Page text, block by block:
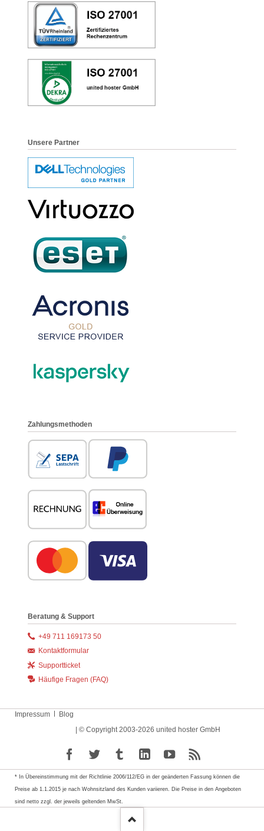
Unsere Partner
Zahlungsmethoden
Beratung & Support
+49 711 169173 50
Kontaktformular
Supportticket
Häufige Fragen (FAQ)
Navigation
Impressum
Blog
| © Copyright 2003-2026 united hoster GmbH
* In Übereinstimmung mit der Richtlinie 2006/112/EG in der geänderten Fassung können die
Preise ab 1.1.2015 je nach Wohnsitzland des Kunden variieren. Die Preise in den Angeboten
sind netto zzgl. der jeweils geltenden MwSt.